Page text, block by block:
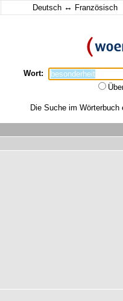
Deutsch ↔ Französisch
Wort:
Die Suche im